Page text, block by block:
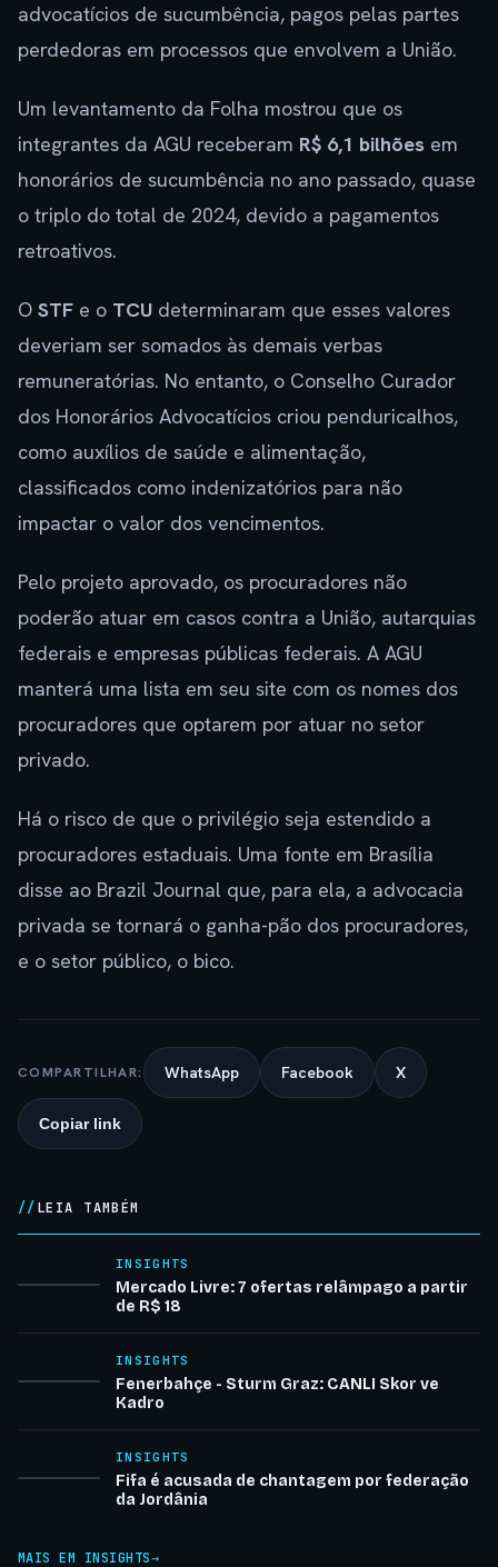
advocatícios de sucumbência, pagos pelas partes
perdedoras em processos que envolvem a União.
Um levantamento da Folha mostrou que os
integrantes da AGU receberam R$ 6,1 bilhões em
honorários de sucumbência no ano passado, quase
o triplo do total de 2024, devido a pagamentos
retroativos.
O STF e o TCU determinaram que esses valores
deveriam ser somados às demais verbas
remuneratórias. No entanto, o Conselho Curador
dos Honorários Advocatícios criou penduricalhos,
como auxílios de saúde e alimentação,
classificados como indenizatórios para não
impactar o valor dos vencimentos.
Pelo projeto aprovado, os procuradores não
poderão atuar em casos contra a União, autarquias
federais e empresas públicas federais. A AGU
manterá uma lista em seu site com os nomes dos
procuradores que optarem por atuar no setor
privado.
Há o risco de que o privilégio seja estendido a
procuradores estaduais. Uma fonte em Brasília
disse ao Brazil Journal que, para ela, a advocacia
privada se tornará o ganha-pão dos procuradores,
e o setor público, o bico.
COMPARTILHAR: WhatsApp Facebook X
Copiar link
LEIA TAMBÉM
INSIGHTS
Mercado Livre: 7 ofertas relâmpago a partir
de R$ 18
INSIGHTS
Fenerbahçe - Sturm Graz: CANLI Skor ve
Kadro
INSIGHTS
Fifa é acusada de chantagem por federação
da Jordânia
MAIS EM INSIGHTS